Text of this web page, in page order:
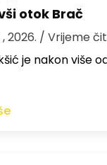
otok Brač
2026. / Vrijeme
je nakon više